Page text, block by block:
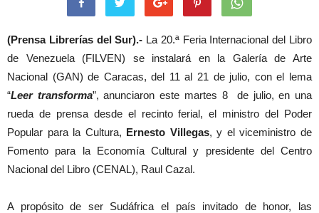
(Prensa Librerías del Sur).- La 20.ª Feria Internacional del Libro
de Venezuela (FILVEN) se instalará en la Galería de Arte
Nacional (GAN) de Caracas, del 11 al 21 de julio, con el lema
“Leer transforma”, anunciaron este martes 8 de julio, en una
rueda de prensa desde el recinto ferial, el ministro del Poder
Popular para la Cultura, Ernesto Villegas, y el viceministro de
Fomento para la Economía Cultural y presidente del Centro
Nacional del Libro (CENAL), Raul Cazal.
A propósito de ser Sudáfrica el país invitado de honor, las